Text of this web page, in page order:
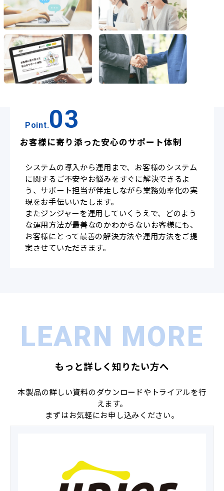
Point.03
お客様に寄り添った安心のサポート体制
システムの導入から運用まで、お客様のシステム
に関するご不安やお悩みをすぐに解決できるよ
う、サポート担当が伴走しながら業務効率化の実
現をお手伝いいたします。
またジンジャーを運用していくうえで、どのよう
な運用方法が最善なのかわからないお客様にも、
お客様にとって最善の解決方法や運用方法をご提
案させていただきます。
LEARN MORE
もっと詳しく知りたい方へ
本製品の詳しい資料のダウンロードやトライアルを行
えます。
まずはお気軽にお申し込みください。